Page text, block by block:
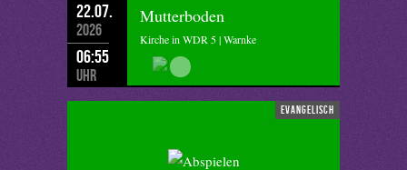
22.07.
2026
06:55
Uhr
Mutterboden
Kirche in WDR 5 | Warnke
evangelisch